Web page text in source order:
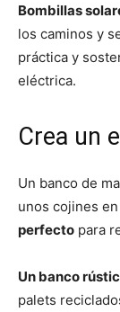
Bombillas
los caminos y
práctica y
eléctrica.
Crea un
Un banco de
unos cojines
perfecto para
Un banco
palets